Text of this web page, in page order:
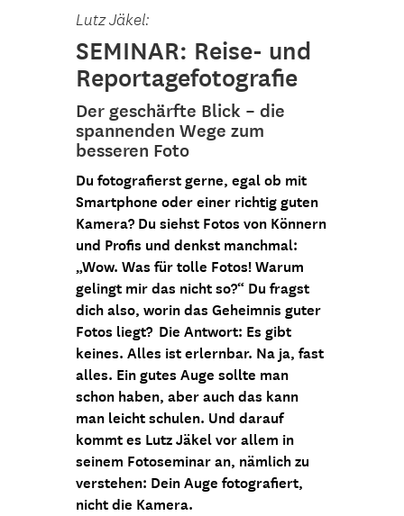
Lutz Jäkel:
SEMINAR: Reise- und
Reportagefotografie
Der geschärfte Blick – die
spannenden Wege zum
besseren Foto
Du fotografierst gerne, egal ob mit
Smartphone oder einer richtig guten
Kamera? Du siehst Fotos von Könnern
und Profis und denkst manchmal:
„Wow. Was für tolle Fotos! Warum
gelingt mir das nicht so?“ Du fragst
dich also, worin das Geheimnis guter
Fotos liegt? Die Antwort: Es gibt
keines. Alles ist erlernbar. Na ja, fast
alles. Ein gutes Auge sollte man
schon haben, aber auch das kann
man leicht schulen. Und darauf
kommt es Lutz Jäkel vor allem in
seinem Fotoseminar an, nämlich zu
verstehen: Dein Auge fotografiert,
nicht die Kamera.